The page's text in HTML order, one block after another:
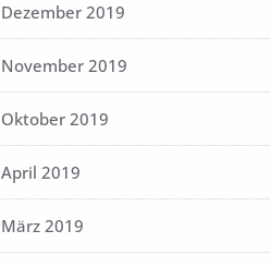
Dezember 2019
November 2019
Oktober 2019
April 2019
März 2019